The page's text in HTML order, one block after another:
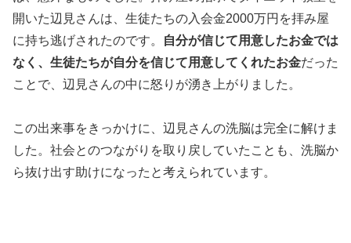
開いた辺見さんは、生徒たちの入会金2000万円を拝み屋
に持ち逃げされたのです。
自分が信じて用意したお金では
なく、生徒たちが自分を信じて用意してくれたお金だった
ことで、辺見さんの中に怒りが湧き上がりました。
この出来事をきっかけに、辺見さんの洗脳は完全に解けま
した。社会とのつながりを取り戻していたことも、洗脳か
ら抜け出す助けになったと考えられています。